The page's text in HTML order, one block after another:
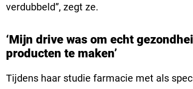
verdubbeld”, zegt ze.
‘Mijn drive was om echt
producten te maken’
Tijdens haar studie farmacie met als